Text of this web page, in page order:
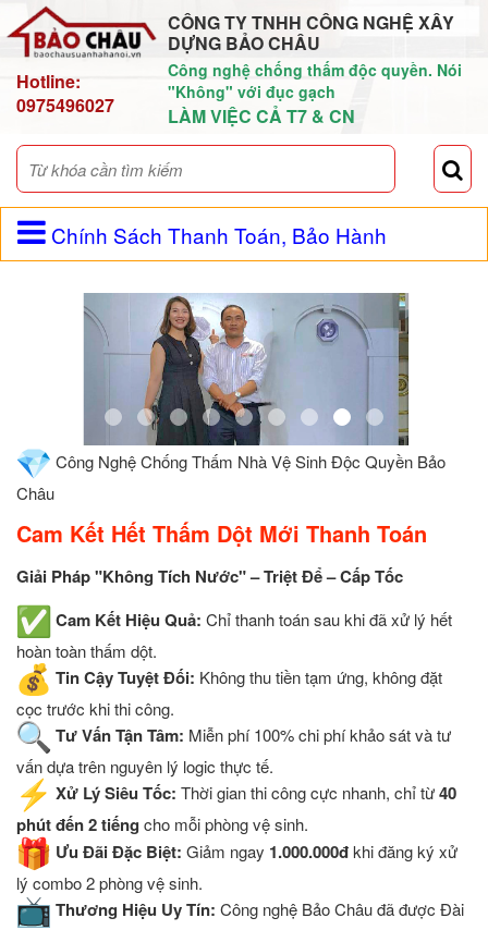
Hotline:
0975496027
CÔNG TY TNHH CÔNG NGHỆ XÂY
DỰNG BẢO CHÂU
Công nghệ chống thấm độc quyền. Nói
"Không" với đục gạch
LÀM VIỆC CẢ T7 & CN
Chính Sách Thanh Toán, Bảo Hành
Công Nghệ Chống Thấm Nhà Vệ Sinh Độc Quyền Bảo
Châu
Cam Kết Hết Thấm Dột Mới Thanh Toán
Giải Pháp "Không Tích Nước" – Triệt Để – Cấp Tốc
Cam Kết Hiệu Quả: Chỉ thanh toán sau khi đã xử lý hết
hoàn toàn thấm dột.
Tin Cậy Tuyệt Đối: Không thu tiền tạm ứng, không đặt
cọc trước khi thi công.
Tư Vấn Tận Tâm: Miễn phí 100% chi phí khảo sát và tư
vấn dựa trên nguyên lý logic thực tế.
Xử Lý Siêu Tốc: Thời gian thi công cực nhanh, chỉ từ40
phút đến 2 tiếng cho mỗi phòng vệ sinh.
Ưu Đãi Đặc Biệt: Giảm ngay 1.000.000đkhi đăng ký xử
lý combo 2 phòng vệ sinh.
Thương Hiệu Uy Tín: Công nghệ Bảo Châu đã được Đài